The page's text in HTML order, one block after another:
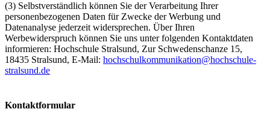
(3) Selbstverständlich können Sie der Verarbeitung Ihrer
personenbezogenen Daten für Zwecke der Werbung und
Datenanalyse jederzeit widersprechen. Über Ihren
Werbewiderspruch können Sie uns unter folgenden Kontaktdaten
informieren: Hochschule Stralsund, Zur Schwedenschanze 15,
18435 Stralsund, E-Mail: hochschulkommunikation@hochschule-
stralsund.de
Kon­takt­for­mu­lar